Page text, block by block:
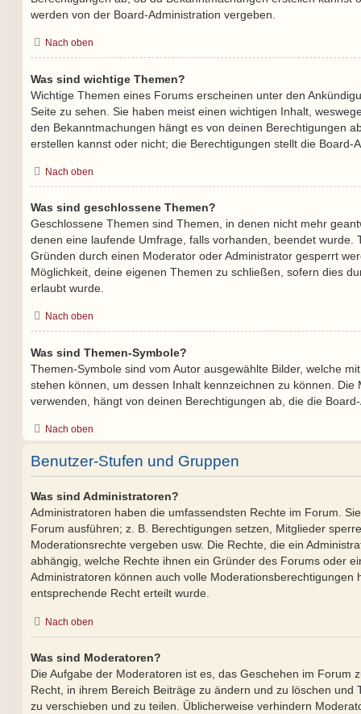
werden von der Board-Administration vergeben.
Nach oben
Was sind wichtige Themen?
Wichtige Themen eines Forums erscheinen unter den
Seite zu sehen. Sie haben meist einen wichtigen Inhalt,
den Bekanntmachungen hängt es von deinen Berechtigungen
erstellen kannst oder nicht; die Berechtigungen stellt die Board-
Nach oben
Was sind geschlossene Themen?
Geschlossene Themen sind Themen, in denen nicht mehr
denen eine laufende Umfrage, falls vorhanden, beendet wurde.
Gründen durch einen Moderator oder Administrator gesperrt
Möglichkeit, deine eigenen Themen zu schließen, sofern dies
erlaubt wurde.
Nach oben
Was sind Themen-Symbole?
Themen-Symbole sind vom Autor ausgewählte Bilder, welche
stehen können, um dessen Inhalt kennzeichnen zu können. Die
verwenden, hängt von deinen Berechtigungen ab, die die
Nach oben
Benutzer-Stufen und Gruppen
Was sind Administratoren?
Administratoren haben die umfassendsten Rechte im Forum.
Forum ausführen; z. B. Berechtigungen setzen, Mitglieder
Moderationsrechte vergeben usw. Die Rechte, die ein
abhängig, welche Rechte ihnen ein Gründer des Forums oder
Administratoren können auch volle Moderationsberechtigungen
entsprechende Recht erteilt wurde.
Nach oben
Was sind Moderatoren?
Die Aufgabe der Moderatoren ist es, das Geschehen im Forum
Recht, in ihrem Bereich Beiträge zu ändern und zu löschen und
zu verschieben und zu teilen. Üblicherweise verhindern